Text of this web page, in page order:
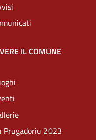
IL COMUNE
Prugadoriu 2023